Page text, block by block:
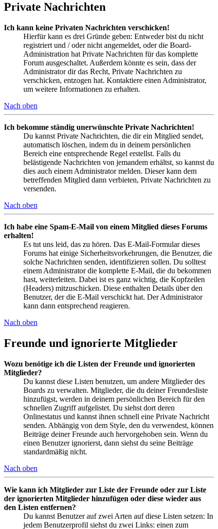
Private Nachrichten
Ich kann keine Privaten Nachrichten verschicken!
Hierfür kann es drei Gründe geben: Entweder bist du nicht
registriert und / oder nicht angemeldet, oder die Board-
Administration hat Private Nachrichten für das komplette
Forum ausgeschaltet. Außerdem könnte es sein, dass der
Administrator dir das Recht, Private Nachrichten zu
verschicken, entzogen hat. Kontaktiere einen Administrator,
um weitere Informationen zu erhalten.
Nach oben
Ich bekomme ständig unerwünschte Private Nachrichten!
Du kannst Private Nachrichten, die dir ein Mitglied sendet,
automatisch löschen, indem du in deinem persönlichen
Bereich eine entsprechende Regel erstellst. Falls du
belästigende Nachrichten von jemandem erhältst, so kannst du
dies auch einem Administrator melden. Dieser kann dem
betreffenden Mitglied dann verbieten, Private Nachrichten zu
versenden.
Nach oben
Ich habe eine Spam-E-Mail von einem Mitglied dieses Forums
erhalten!
Es tut uns leid, das zu hören. Das E-Mail-Formular dieses
Forums hat einige Sicherheitsvorkehrungen, die Benutzer, die
solche Nachrichten senden, identifizieren sollen. Du solltest
einem Administrator die komplette E-Mail, die du bekommen
hast, weiterleiten. Dabei ist es ganz wichtig, die Kopfzeilen
(Headers) mitzuschicken. Diese enthalten Details über den
Benutzer, der die E-Mail verschickt hat. Der Administrator
kann dann entsprechend reagieren.
Nach oben
Freunde und ignorierte Mitglieder
Wozu benötige ich die Listen der Freunde und ignorierten
Mitglieder?
Du kannst diese Listen benutzen, um andere Mitglieder des
Boards zu verwalten. Mitglieder, die du deiner Freundesliste
hinzufügst, werden in deinem persönlichen Bereich für den
schnellen Zugriff aufgelistet. Du siehst dort deren
Onlinestatus und kannst ihnen schnell eine Private Nachricht
senden. Abhängig von dem Style, den du verwendest, können
Beiträge deiner Freunde auch hervorgehoben sein. Wenn du
einen Benutzer ignorierst, dann siehst du seine Beiträge
standardmäßig nicht.
Nach oben
Wie kann ich Mitglieder zur Liste der Freunde oder zur Liste
der ignorierten Mitglieder hinzufügen oder diese wieder aus
den Listen entfernen?
Du kannst Benutzer auf zwei Arten auf diese Listen setzen: In
jedem Benutzerprofil siehst du zwei Links: einen zum